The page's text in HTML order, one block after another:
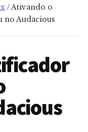
/Ativando o
Audacious